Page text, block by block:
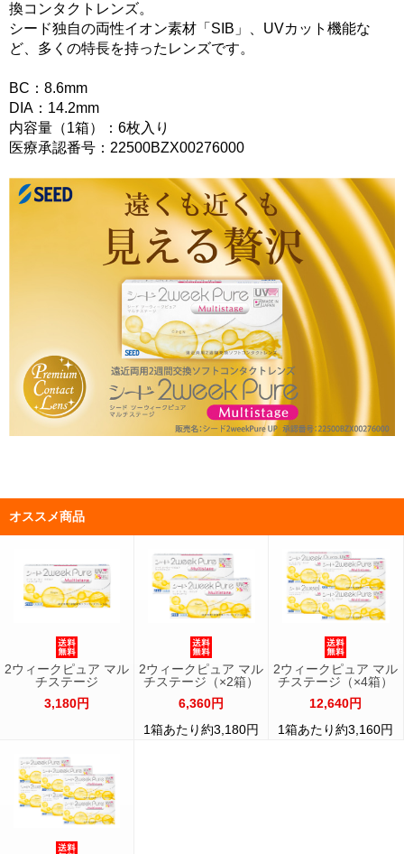
換コンタクトレンズ。
シード独自の両性イオン素材「SIB」、UVカット機能な
ど、多くの特長を持ったレンズです。
BC：8.6mm
DIA：14.2mm
内容量（1箱）：6枚入り
医療承認番号：22500BZX00276000
オススメ商品
2ウィークピュア マル
チステージ
3,180円
2ウィークピュア マル
チステージ（×2箱）
6,360円
1箱あたり約3,180円
2ウィークピュア マル
チステージ（×4箱）
12,640円
1箱あたり約3,160円